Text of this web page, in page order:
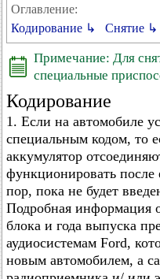
Оглавление:
Кодирование ↳
Снятие ↳
Примечание: Для
специальные
Кодирование
1. Если на автомобиле
специальным кодом, то
аккумулятор
функционировать после
пор, пока не будет
Подробная информация
блока и года выпуска
аудиосистемам Ford,
новым автомобилем, а